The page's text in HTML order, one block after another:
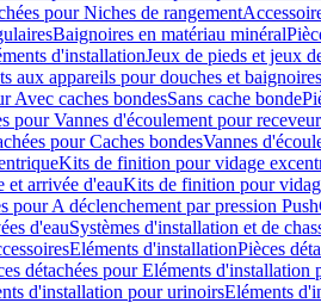
pour Niches de rangement
Baignoires en matériau minéral
d'installationJeux de pieds et jeux
aux appareils pour douches et baignoires
Avec caches bondesSans cache bonde
pour Vannes d'écoulement pour
pour Caches bondesVannes
Kits de finition pour vidage
et arrivée d'eauKits de finition pour
pour A déclenchement par pression
d'eauSystèmes d'installation et de
Eléments d'installationPièces
détachées pour Eléments d'installation
d'installation pour urinoirsEléments